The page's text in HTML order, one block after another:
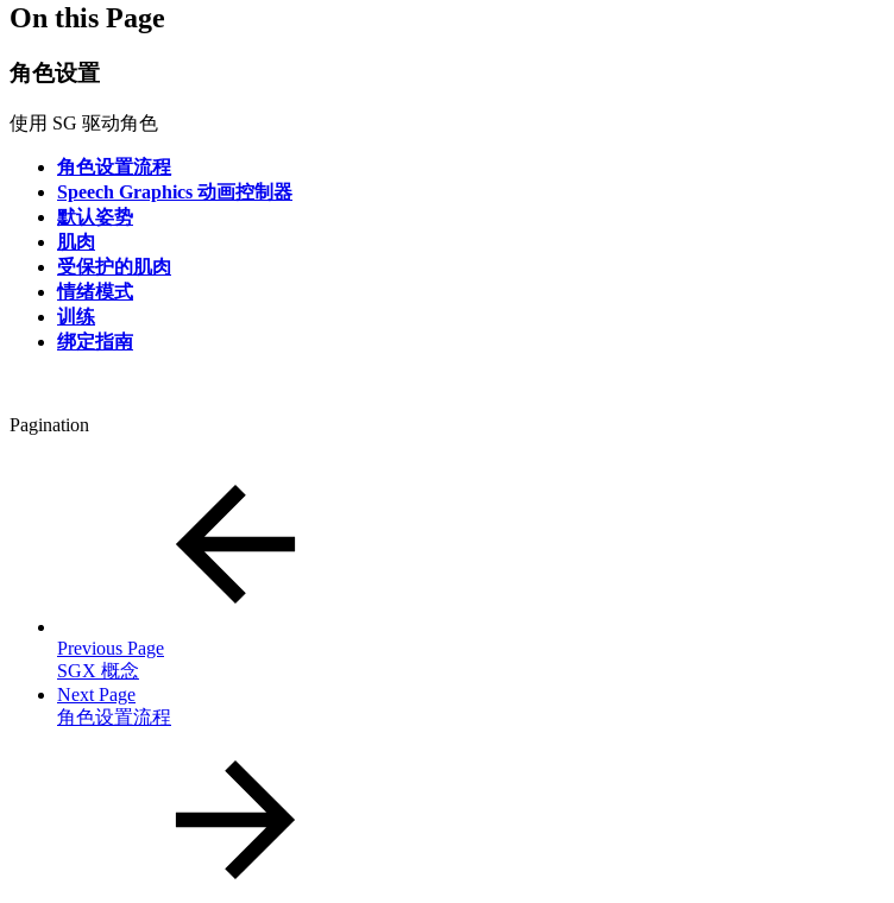
On this Page
角色设置
使用 SG 驱动角色
角色设置流程
Speech Graphics 动画控制器
默认姿势
肌肉
受保护的肌肉
情绪模式
训练
绑定指南
Pagination
Previous Page
SGX 概念
Next Page
角色设置流程